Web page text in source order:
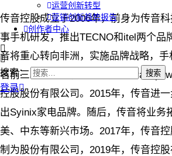
运营创新转型
营销创新趋势报告
创作者中心
搜索：
登录
传音控股成立于2006年，前身为传音
事手机研发，推出TECNO和itel两个品
音将重心转向非洲，实施品牌战略，
名前三。2013年，传音投资与
控股股份有限公司。2015年，传音进
出Syinix家电品牌。随后，传音将业务
美、中东等新兴市场。2017年，传音
制为股份有限公司，2019年，传音控